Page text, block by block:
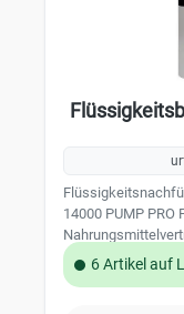
14000 PUMP PRO
6 Artikel auf